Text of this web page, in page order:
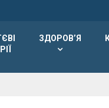
ЗДОРОВ’Я